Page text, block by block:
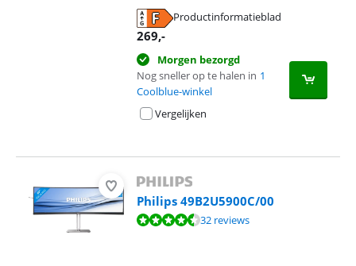
Productinformatieblad
269,-
Morgen bezorgd
Nog sneller op te halen in 1
Coolblue-winkel
Vergelijken
Philips 49B2U5900C/00
Beoordeling is 8,8 van de 10, gebaseerd op 32 reviews.
32 reviews